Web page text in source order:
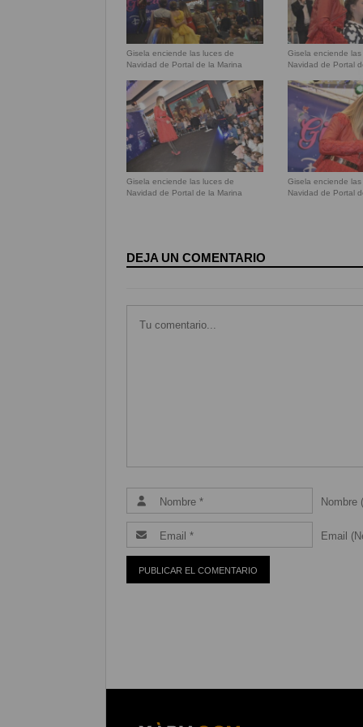
Gisela enciende las luces de
Navidad de Portal de la Marina
Gisela enciende las
Navidad de Portal
Gisela enciende las luces de
Navidad de Portal de la Marina
Gisela enciende las
Navidad de Portal
DEJA UN COMENTARIO
Nombre
Email